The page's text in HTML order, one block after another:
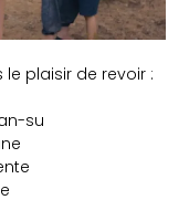
plaisir de revoir :
su